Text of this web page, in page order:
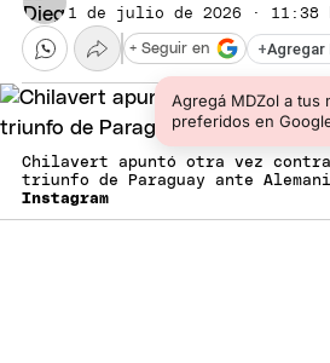
1 de julio de 2026 · 11:38
+Agregar
Agregá MDZol a tus
preferidos en
+ Seguir en
Chilavert apuntó otra vez
triunfo de Paraguay ante
Instagram